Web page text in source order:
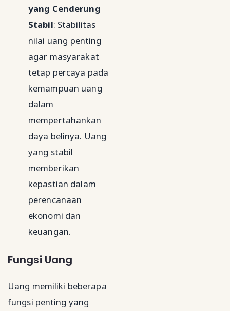
yang Cenderung
Stabil: Stabilitas
nilai uang penting
agar masyarakat
tetap percaya pada
kemampuan uang
dalam
mempertahankan
daya belinya. Uang
yang stabil
memberikan
kepastian dalam
perencanaan
ekonomi dan
keuangan.
Fungsi Uang
Uang memiliki beberapa
fungsi penting yang